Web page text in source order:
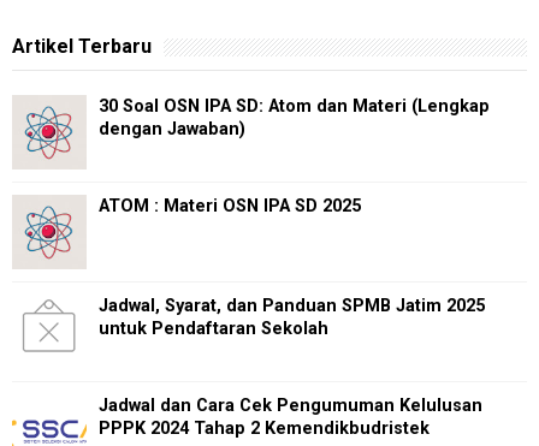
Artikel Terbaru
30 Soal OSN IPA SD: Atom dan Materi (Lengkap
dengan Jawaban)
ATOM : Materi OSN IPA SD 2025
Jadwal, Syarat, dan Panduan SPMB Jatim 2025
untuk Pendaftaran Sekolah
Jadwal dan Cara Cek Pengumuman Kelulusan
PPPK 2024 Tahap 2 Kemendikbudristek